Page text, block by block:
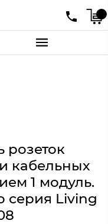
розеток
кабельных
1 модуль.
серия Living